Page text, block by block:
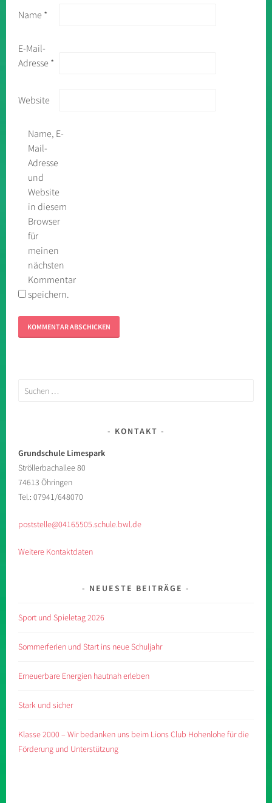
Name *
E-Mail-
Adresse *
Website
Name, E-
Mail-
Adresse
und
Website
in diesem
Browser
für
meinen
nächsten
Kommentar
speichern.
Suchen
KONTAKT
Grundschule Limespark
Ströllerbachallee 80
74613 Öhringen
Tel.: 07941/648070
poststelle@04165505.schule.bwl.de
Weitere Kontaktdaten
NEUESTE BEITRÄGE
Sport und Spieletag 2026
Sommerferien und Start ins neue Schuljahr
Erneuerbare Energien hautnah erleben
Stark und sicher
Klasse 2000 – Wir bedanken uns beim Lions Club Hohenlohe für die
Förderung und Unterstützung